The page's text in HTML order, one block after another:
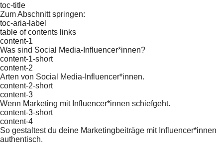
toc-title
Zum Abschnitt springen:
toc-aria-label
table of contents links
content-1
Was sind Social Media-Influencer*innen?
content-1-short
content-2
Arten von Social Media-Influencer*innen.
content-2-short
content-3
Wenn Marketing mit Influencer*innen schiefgeht.
content-3-short
content-4
So gestaltest du deine Marketingbeiträge mit Influencer*innen
authentisch.